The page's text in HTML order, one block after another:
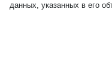
данных, указанных в его